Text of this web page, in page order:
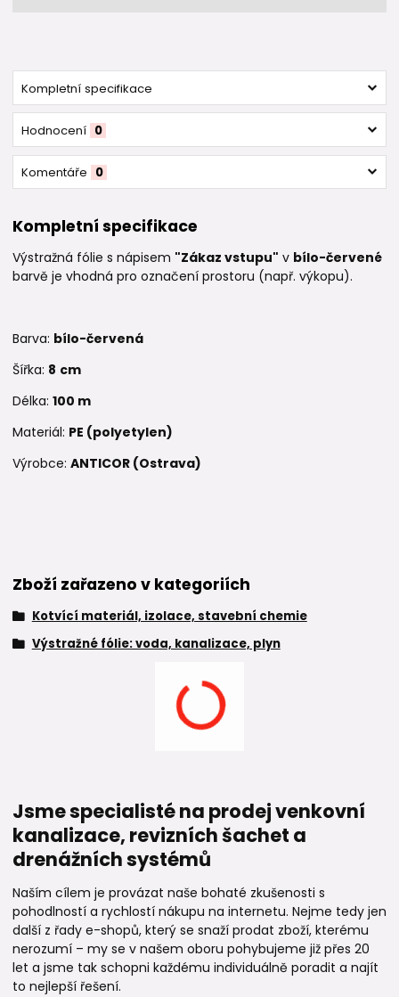
Kompletní specifikace
Hodnocení 0
Komentáře 0
Kompletní specifikace
Výstražná fólie s nápisem "Zákaz vstupu" v bílo-červené
barvě je vhodná pro označení prostoru (např. výkopu).
Barva: bílo-červená
Šířka: 8 cm
Délka: 100 m
Materiál: PE (polyetylen)
Výrobce: ANTICOR (Ostrava)
Zboží zařazeno v kategoriích
Kotvící materiál, izolace, stavební chemie
Výstražné fólie: voda, kanalizace, plyn
Jsme specialisté na prodej venkovní
kanalizace, revizních šachet a
drenážních systémů
Naším cílem je provázat naše bohaté zkušenosti s
pohodlností a rychlostí nákupu na internetu. Nejme tedy jen
další z řady e-shopů, který se snaží prodat zboží, kterému
nerozumí – my se v našem oboru pohybujeme již přes 20
let a jsme tak schopni každému individuálně poradit a najít
to nejlepší řešení.